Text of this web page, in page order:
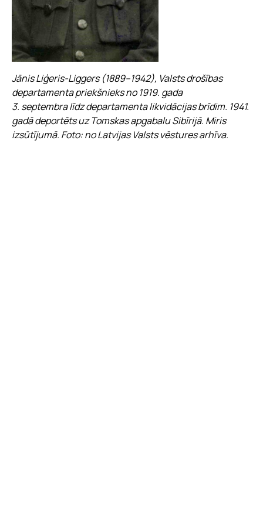
Jānis Liģeris-Liggers (1889–1942), Valsts drošības
departamenta priekšnieks no 1919. gada
3. septembra līdz departamenta likvidācijas brīdim. 1941.
gadā deportēts uz Tomskas apgabalu Sibīrijā. Miris
izsūtījumā. Foto: no Latvijas Valsts vēstures arhīva.
Voldemārs Alps (1891–1964), Politiskās apsardzības
priekšnieks no 1920. gada 22. oktobra līdz
1922. gada 17. janvārim. Foto: no Latvijas Valsts vēstures
arhīva.